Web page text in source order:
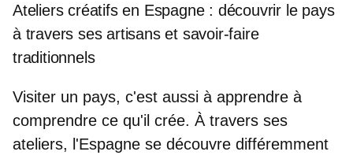
Ateliers créatifs en Espagne : découvrir le pays
à travers ses artisans et savoir‑faire
traditionnels
Visiter un pays, c'est aussi à apprendre à
comprendre ce qu'il crée. À travers ses
ateliers, l'Espagne se découvre différemment